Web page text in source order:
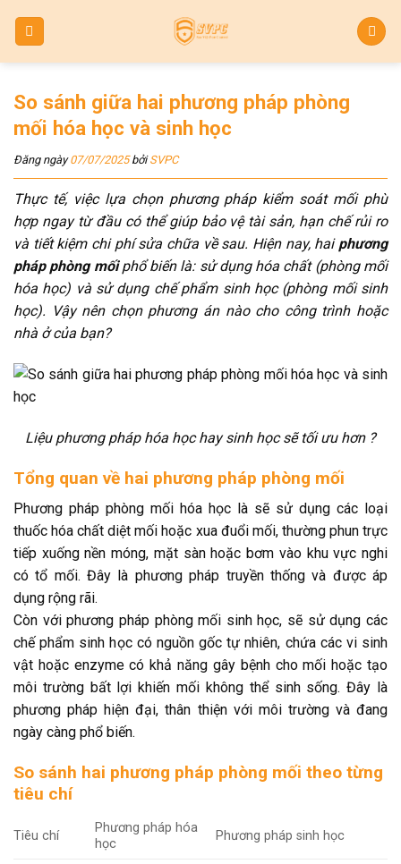
So sánh giữa hai phương pháp phòng
mối hóa học và sinh học
Đăng ngày07/07/2025bởiSVPC
Thực tế, việc lựa chọn phương pháp kiểm soát mối phù
hợp ngay từ đầu có thể giúp bảo vệ tài sản, hạn chế rủi ro
và tiết kiệm chi phí sửa chữa về sau. Hiện nay, hai phương
pháp phòng mốiphổ biến là: sử dụng hóa chất (phòng mối
hóa học) và sử dụng chế phẩm sinh học (phòng mối sinh
học). Vậy nên chọn phương án nào cho công trình hoặc
nhà ở của bạn?
Liệu phương pháp hóa học hay sinh học sẽ tối ưu hơn ?
Tổng quan về hai phương pháp phòng mối
Phương pháp phòng mối hóa học là sẽ sử dụng các loại
thuốc hóa chất diệt mối hoặc xua đuổi mối, thường phun trực
tiếp xuống nền móng, mặt sàn hoặc bơm vào khu vực nghi
có tổ mối. Đây là phương pháp truyền thống và được áp
dụng rộng rãi.
Còn với phương pháp phòng mối sinh học, sẽ sử dụng các
chế phẩm sinh học có nguồn gốc tự nhiên, chứa các vi sinh
vật hoặc enzyme có khả năng gây bệnh cho mối hoặc tạo
môi trường bất lợi khiến mối không thể sinh sống. Đây là
phương pháp hiện đại, thân thiện với môi trường và đang
ngày càng phổ biến.
So sánh hai phương pháp phòng mối theo từng
tiêu chí
Tiêu chí
Phương pháp hóa
học
Phương pháp sinh học